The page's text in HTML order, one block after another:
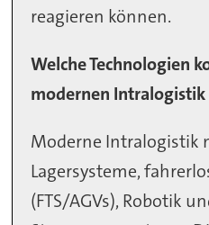
reagieren können.
Welche Technologien
modernen Intralogistik
Moderne Intralogistik
Lagersysteme,
(FTS/AGVs), Robotik